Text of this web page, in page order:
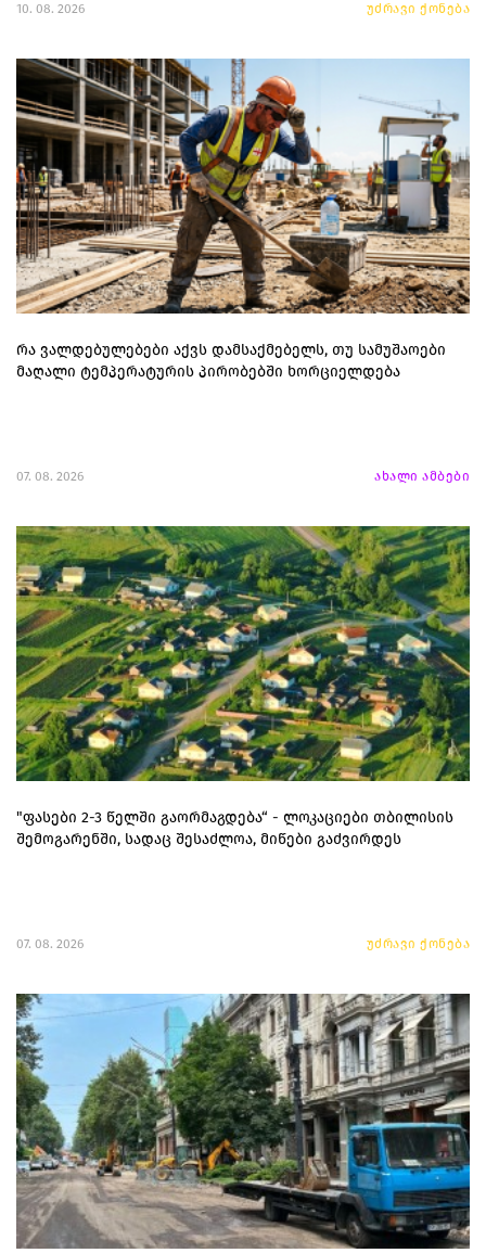
10. 08. 2026 უძრავი ქონება
რა ვალდებულებები აქვს დამსაქმებელს, თუ სამუშაოები
მაღალი ტემპერატურის პირობებში ხორციელდება
07. 08. 2026 ახალი ამბები
"ფასები 2-3 წელში გაორმაგდება“ - ლოკაციები თბილისის
შემოგარენში, სადაც შესაძლოა, მიწები გაძვირდეს
07. 08. 2026 უძრავი ქონება